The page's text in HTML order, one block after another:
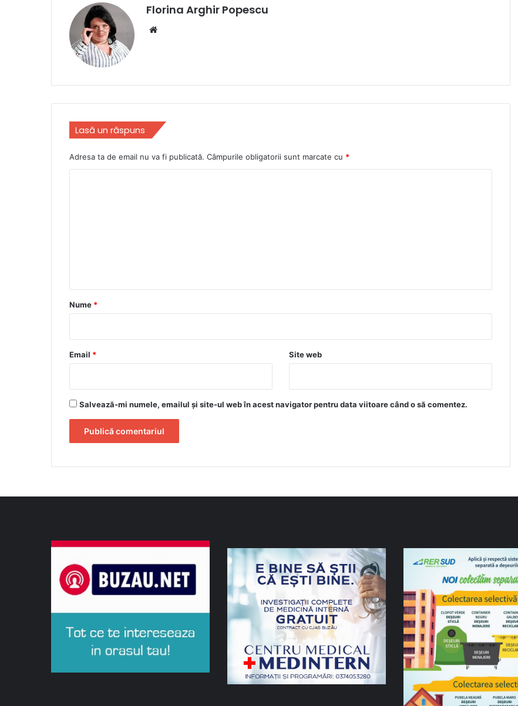
Florina Arghir Popescu
Lasă un răspuns
Adresa ta de email nu va fi publicată. Câmpurile obligatorii sunt marcate cu *
r
*
Nume *
Email * Site web
Salvează-mi numele, emailul și site-ul web în acest navigator pentru data viitoare când o să comentez.